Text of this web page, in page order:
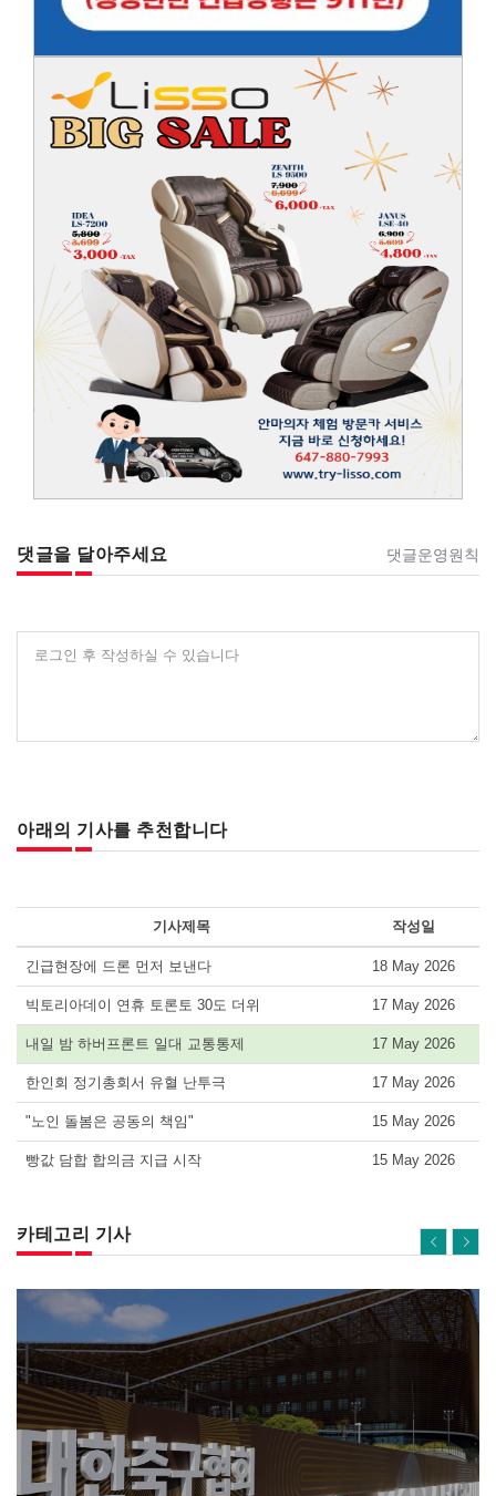
댓글을 달아주세요 댓글운영원칙
로그인 후 작성하실 수 있습니다
아래의 기사를 추천합니다
기사제목 작성일
긴급현장에 드론 먼저 보낸다 18 May 2026
빅토리아데이 연휴 토론토 30도 더위 17 May 2026
내일 밤 하버프론트 일대 교통통제 17 May 2026
한인회 정기총회서 유혈 난투극 17 May 2026
"노인 돌봄은 공동의 책임" 15 May 2026
빵값 담합 합의금 지급 시작 15 May 2026
카테고리 기사